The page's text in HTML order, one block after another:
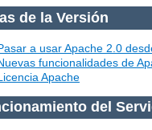
de la Versión
a usar Apache 2.0
funcionalidades de
Apache
del